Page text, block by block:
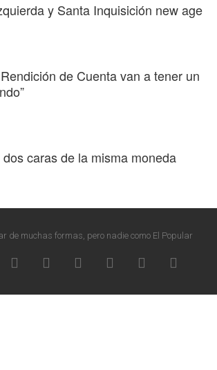
y Santa Inquisición new age
de Cuenta van a tener un
caras de la misma moneda
de muchas formas, pero nadie como El Popular